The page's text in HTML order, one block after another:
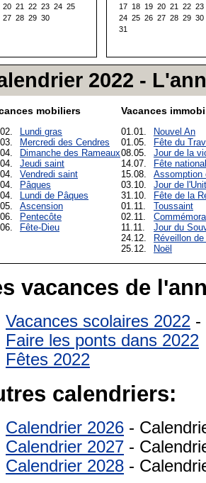
20 21 22 23 24 25
27 28 29 30
17 18 19 20 21 22 23
24 25 26 27 28 29 30
31
2022 -
mobiliers
Lundi gras
Mercredi des Cendres
Dimanche des Rameaux
Jeudi saint
Vendredi saint
Pâques
Lundi de Pâques
Ascension
Pentecôte
Fête-Dieu
Vacances
01.01.
Nouvel An
01.05.
Fête du
08.05.
Jour de la
14.07.
Fête
15.08.
Assomption
03.10.
Jour de
31.10.
Fête de la
01.11.
Toussaint
02.11.
11.11.
Jour du
24.12.
Réveillon
25.12.
Noël
vacances de
Vacances scolaires 2022 -
Faire les ponts dans 2022
Fêtes 2022
calendriers:
Calendrier 2026 -
Calendrier 2027 -
Calendrier 2028 -